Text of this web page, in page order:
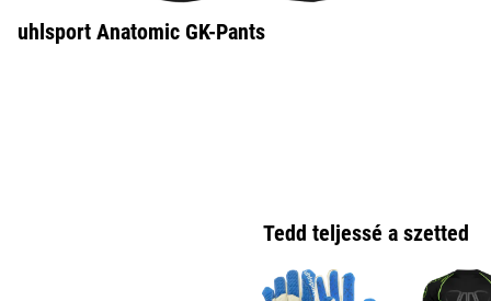
uhlsport Anatomic GK-Pants
Tedd teljessé a szetted